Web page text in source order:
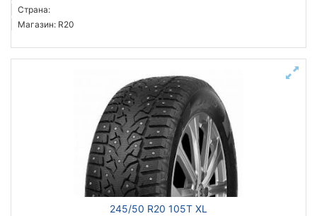
Страна:
Магазин: R20
245/50 R20 105T XL